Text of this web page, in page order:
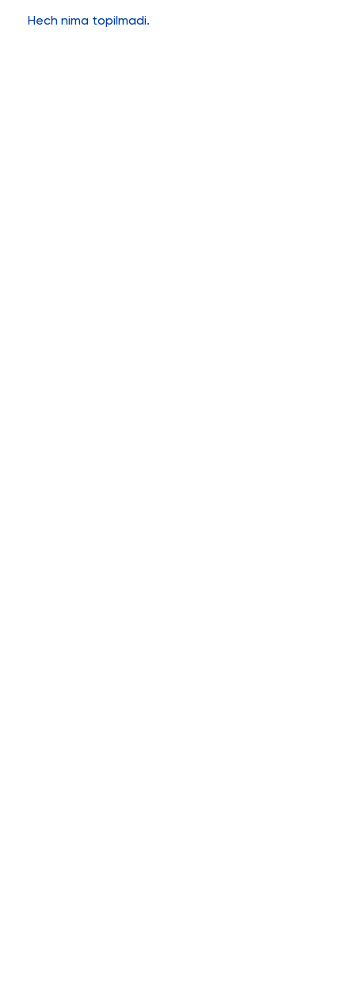
Hech nima topilmadi.